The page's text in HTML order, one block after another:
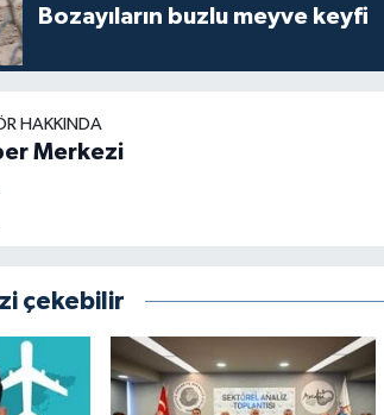
Bozayıların buzlu meyve keyfi
HAKKINDA
Merkezi
çekebilir